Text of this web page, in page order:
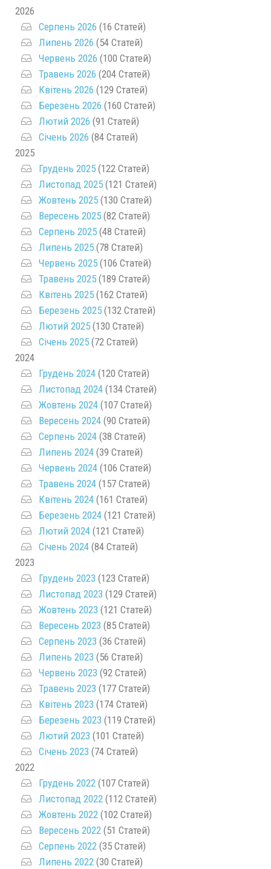
2026
Серпень 2026 (16 Статей)
Липень 2026 (54 Статей)
Червень 2026 (100 Статей)
Травень 2026 (204 Статей)
Квітень 2026 (129 Статей)
Березень 2026 (160 Статей)
Лютий 2026 (91 Статей)
Січень 2026 (84 Статей)
2025
Грудень 2025 (122 Статей)
Листопад 2025 (121 Статей)
Жовтень 2025 (130 Статей)
Вересень 2025 (82 Статей)
Серпень 2025 (48 Статей)
Липень 2025 (78 Статей)
Червень 2025 (106 Статей)
Травень 2025 (189 Статей)
Квітень 2025 (162 Статей)
Березень 2025 (132 Статей)
Лютий 2025 (130 Статей)
Січень 2025 (72 Статей)
2024
Грудень 2024 (120 Статей)
Листопад 2024 (134 Статей)
Жовтень 2024 (107 Статей)
Вересень 2024 (90 Статей)
Серпень 2024 (38 Статей)
Липень 2024 (39 Статей)
Червень 2024 (106 Статей)
Травень 2024 (157 Статей)
Квітень 2024 (161 Статей)
Березень 2024 (121 Статей)
Лютий 2024 (121 Статей)
Січень 2024 (84 Статей)
2023
Грудень 2023 (123 Статей)
Листопад 2023 (129 Статей)
Жовтень 2023 (121 Статей)
Вересень 2023 (85 Статей)
Серпень 2023 (36 Статей)
Липень 2023 (56 Статей)
Червень 2023 (92 Статей)
Травень 2023 (177 Статей)
Квітень 2023 (174 Статей)
Березень 2023 (119 Статей)
Лютий 2023 (101 Статей)
Січень 2023 (74 Статей)
2022
Грудень 2022 (107 Статей)
Листопад 2022 (112 Статей)
Жовтень 2022 (102 Статей)
Вересень 2022 (51 Статей)
Серпень 2022 (35 Статей)
Липень 2022 (30 Статей)